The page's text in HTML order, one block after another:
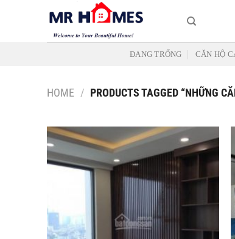
ĐANG TRỐNG CĂN HỘ
HOME / PRODUCTS TAGGED “NHỮNG
Add to